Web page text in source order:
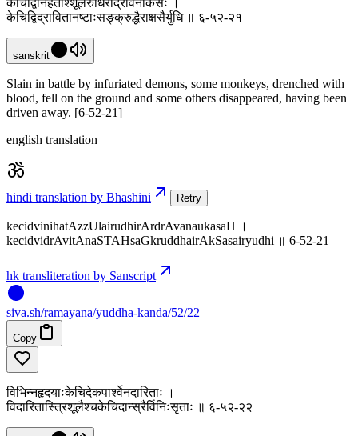
केचिद्विनिहताश्शूलैरुधिरार्द्रावनौकसः ।
केचिद्विद्रावितानष्टाःसङ्क्रुद्धैराक्षसैर्युधि ॥ ६-५२-२१
sanskrit
Slain in battle by infuriated demons, some monkeys, drenched with
blood, fell on the ground and some others disappeared, having been
driven away. [6-52-21]
english translation
hindi translation by Bhashini Retry
kecidvinihatAzzUlairudhirArdrAvanaukasaH ।
kecidvidrAvitAnaSTAHsaGkruddhairAkSasairyudhi ॥ 6-52-21
hk transliteration by Sanscript
siva.sh/ramayana/yuddha-kanda/52/22
Copy
विभिन्नहृदयाःकेचिदेकपार्श्वेनदारिताः ।
विदारितास्त्रिशूलैश्चकेचिदान्स्रैर्विनिःसृताः ॥ ६-५२-२२